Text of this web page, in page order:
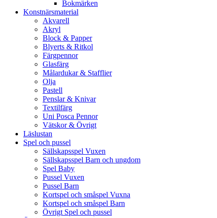
Bokmärken
Konstnärsmaterial
Akvarell
Akryl
Block & Papper
Blyerts & Ritkol
Färgpennor
Glasfärg
Målardukar & Stafflier
Olja
Pastell
Penslar & Knivar
Textilfärg
Uni Posca Pennor
Vätskor & Övrigt
Läslustan
Spel och pussel
Sällskapsspel Vuxen
Sällskapsspel Barn och ungdom
Spel Baby
Pussel Vuxen
Pussel Barn
Kortspel och småspel Vuxna
Kortspel och småspel Barn
Övrigt Spel och pussel